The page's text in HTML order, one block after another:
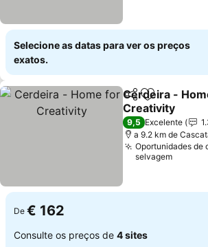
Selecione as datas para ver os preços
exatos.
PartilharAdicionar
Cerdeira -
Creativity
Ver preços
9,5 Excelente
a 9.2 km de
Oportunidades de
selvagem
De € 162
Consulte os preços de 4 sites